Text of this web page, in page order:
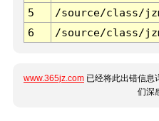
5
/source/class/
6
/source/class/
www.365jz.com 已经将此出错信息
们深